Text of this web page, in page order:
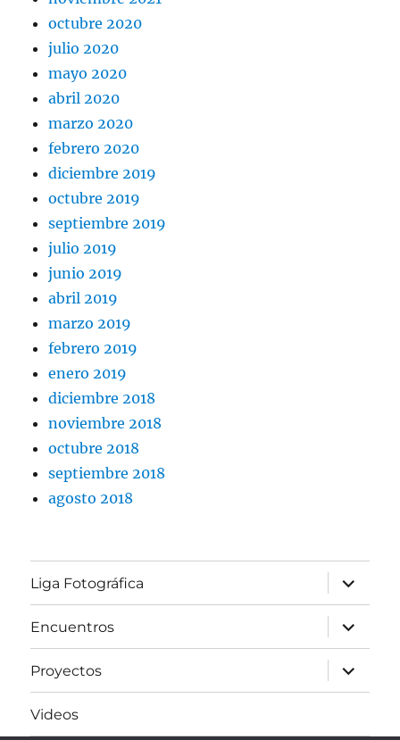
octubre 2020
julio 2020
mayo 2020
abril 2020
marzo 2020
febrero 2020
diciembre 2019
octubre 2019
septiembre 2019
julio 2019
junio 2019
abril 2019
marzo 2019
febrero 2019
enero 2019
diciembre 2018
noviembre 2018
octubre 2018
septiembre 2018
agosto 2018
Liga Fotográfica
expande
el
menú
inferior
Encuentros
expande
el
menú
inferior
Proyectos
expande
el
menú
Videos